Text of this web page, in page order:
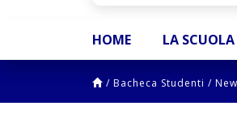
HOME LA SCUOLA
/ Bacheca Studenti /